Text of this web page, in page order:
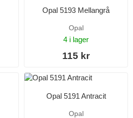
Opal 5193 Mellangrå
Opal
4 i lager
115 kr
Opal 5191 Antracit
Opal